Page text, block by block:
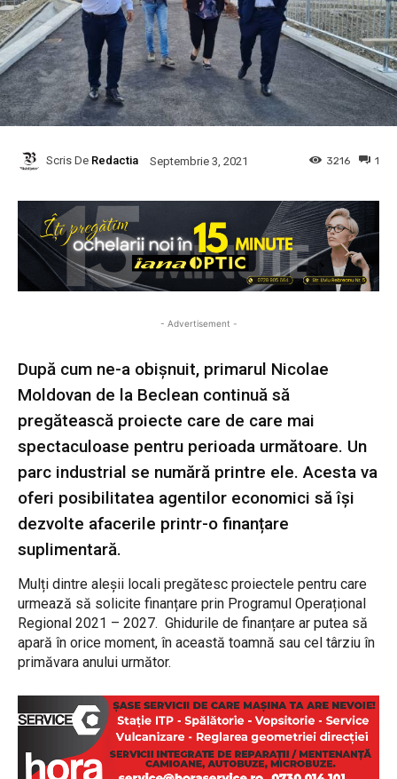
Scris De Redactia Septembrie 3, 2021 1
3216
- Advertisement -
După cum ne-a obișnuit, primarul Nicolae
Moldovan de la Beclean continuă să
pregătească proiecte care de care mai
spectaculoase pentru perioada următoare. Un
parc industrial se numără printre ele. Acesta va
oferi posibilitatea agentilor economici să își
dezvolte afacerile printr-o finanțare
suplimentară.
Mulți dintre aleșii locali pregătesc proiectele pentru care
urmează să solicite finanțare prin Programul Operațional
Regional 2021 – 2027. Ghidurile de finanțare ar putea să
apară în orice moment, în această toamnă sau cel târziu în
primăvara anului următor.